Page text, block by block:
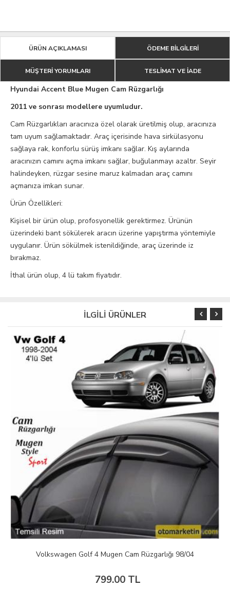
ÜRÜN AÇIKLAMASI ÖDEME BİLGİLERİ
MÜŞTERİ YORUMLARI TESLİMAT VE İADE
Hyundai Accent Blue Mugen Cam Rüzgarlığı
2011 ve sonrası modellere uyumludur.
Cam Rüzgarlıkları aracınıza özel olarak üretilmiş olup, aracınıza
tam uyum sağlamaktadır. Araç içerisinde hava sirkülasyonu
sağlaya rak, konforlu sürüş imkanı sağlar. Kış aylarında
aracınızın camını açma imkanı sağlar, buğulanmayı azaltır. Seyir
halindeyken, rüzgar sesine maruz kalmadan araç camını
açmanıza imkan sunar.
Ürün Özellikleri:
Kişisel bir ürün olup, profosyonellik gerektirmez. Ürünün
üzerindeki bant sökülerek aracın üzerine yapıştırma yöntemiyle
uygulanır. Ürün sökülmek istenildiğinde, araç üzerinde iz
bırakmaz.
İthal ürün olup, 4 lü takım fiyatıdır.
İLGİLİ ÜRÜNLER
Volkswagen Golf 4 Mugen Cam Rüzgarlığı 98/04
799.00 TL